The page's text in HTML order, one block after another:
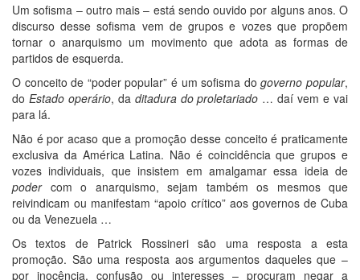
Um sofisma – outro mais – está sendo ouvido por alguns anos. O
discurso desse sofisma vem de grupos e vozes que propõem
tornar o anarquismo um movimento que adota as formas de
partidos de esquerda.
O conceito de “poder popular” é um sofisma dogoverno popular,
do Estado operário, da ditadura do proletariado … daí vem e vai
para lá.
Não é por acaso que a promoção desse conceito é praticamente
exclusiva da América Latina. Não é coincidência que grupos e
vozes individuais, que insistem em amalgamar essa ideia de
podercom o anarquismo, sejam também os mesmos que
reivindicam ou manifestam “apoio crítico” aos governos de Cuba
ou da Venezuela …
Os textos de Patrick Rossineri são uma resposta a esta
promoção. São uma resposta aos argumentos daqueles que –
por inocência, confusão ou interesses – procuram negar a